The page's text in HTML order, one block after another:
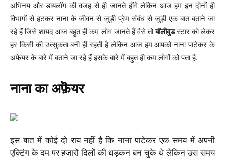
अभिनय और डायलॉग की वजह से ही जानते होंगे लेकिन आज हम इन दोनों ही
विभागों से हटकर नाना के जीवन से जुड़ी प्रेम संबंध से जुड़ी एक बात बताने जा
रहे हैं जिसे शायद आज बहुत ही कम लोग जानते हैं वैसे तोबॉलीवुडस्टार को लेकर
हर किसी की उत्सुकता बनी ही रहती है लेकिन आज हम आपको नाना पाटेकर के
अफेयर के बारे में बताने जा रहे हैं इसके बारे में बहुत ही कम लोगों को पता है.
नाना का अफ़ॆयर
इस बात में कोई दो राय नहीं है कि नाना पाटेकर एक समय में अपनी
एक्टिंग के दम पर हजारों दिलों की धड़कन बन चुके थे लेकिन उस समय